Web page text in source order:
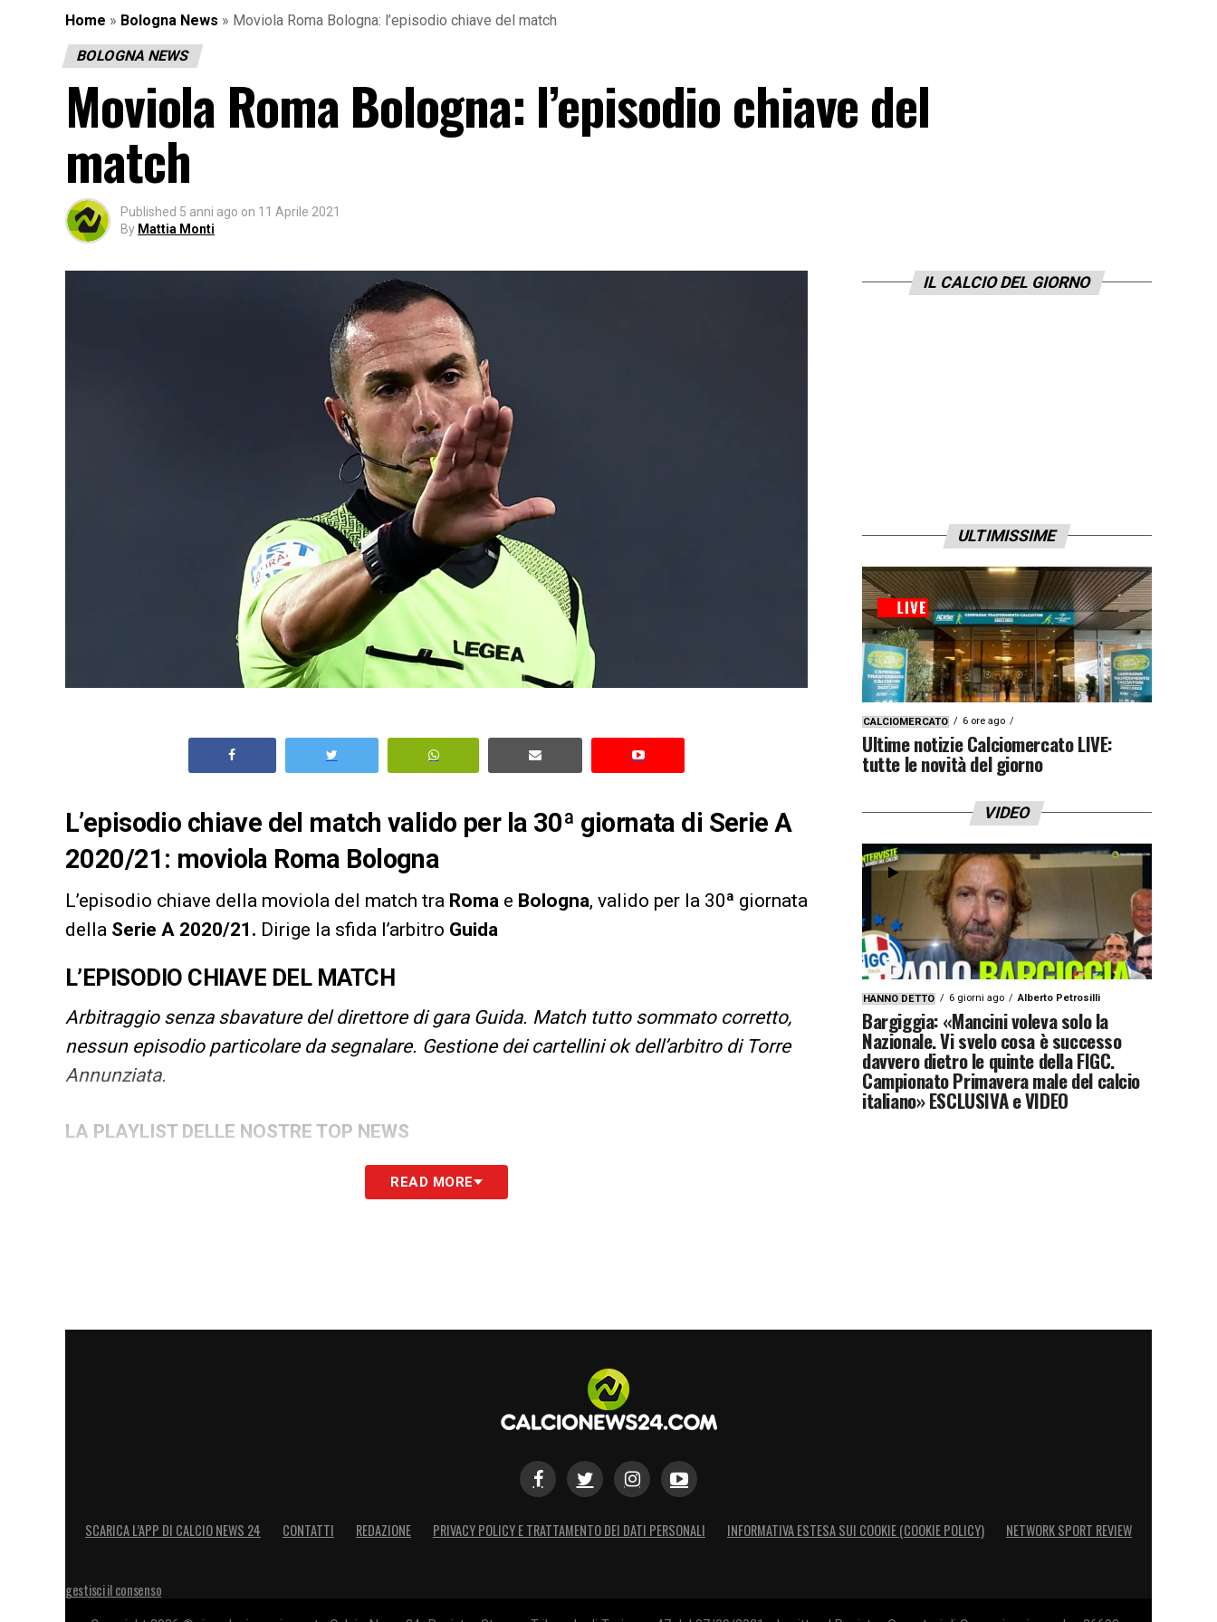
Home » Bologna News » Moviola Roma Bologna: l’episodio chiave del match
BOLOGNA NEWS
Moviola Roma Bologna: l’episodio chiave del
match
Published 5 anni ago on 11 Aprile 2021
By Mattia Monti
L’episodio chiave del match valido per la 30ª giornata di Serie A
2020/21: moviola Roma Bologna
L’episodio chiave della moviola del match tra Roma e Bologna, valido per la 30ª giornata
della Serie A 2020/21 . Dirige la sfida l’arbitro Guida
L’EPISODIO CHIAVE DEL MATCH
Arbitraggio senza sbavature del direttore di gara Guida. Match tutto sommato corretto,
nessun episodio particolare da segnalare. Gestione dei cartellini ok dell’arbitro di Torre
Annunziata.
LA PLAYLIST DELLE NOSTRE TOP NEWS
READ MORE
IL CALCIO DEL GIORNO
ULTIMISSIME
CALCIOMERCATO 6 ore ago
Ultime notizie Calciomercato LIVE:
tutte le novità del giorno
VIDEO
HANNO DETTO 6 giorni ago Alberto Petrosilli
Bargiggia: «Mancini voleva solo la
Nazionale. Vi svelo cosa è successo
davvero dietro le quinte della FIGC.
Campionato Primavera male del calcio
italiano» ESCLUSIVA e VIDEO
SCARICA L’APP DI CALCIO NEWS 24 CONTATTI REDAZIONE PRIVACY POLICY E TRATTAMENTO DEI DATI PERSONALI INFORMATIVA ESTESA SUI COOKIE (COOKIE POLICY) NETWORK SPORT REVIEW
gestisci il consenso